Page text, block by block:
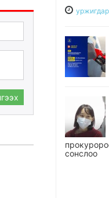
уржигдар
сонслоо